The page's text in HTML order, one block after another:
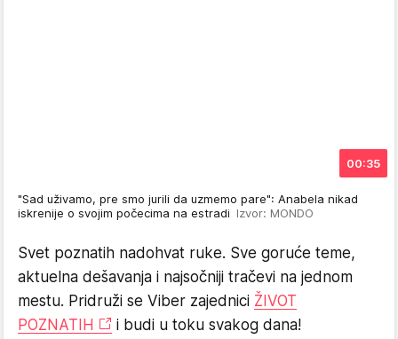
00:35
"Sad uživamo, pre smo jurili da uzmemo pare": Anabela nikad
iskrenije o svojim počecima na estradi Izvor: MONDO
Svet poznatih nadohvat ruke. Sve goruće teme,
aktuelna dešavanja i najsočniji tračevi na jednom
mestu. Pridruži se Viber zajednici ŽIVOT
POZNATIH
i budi u toku svakog dana!